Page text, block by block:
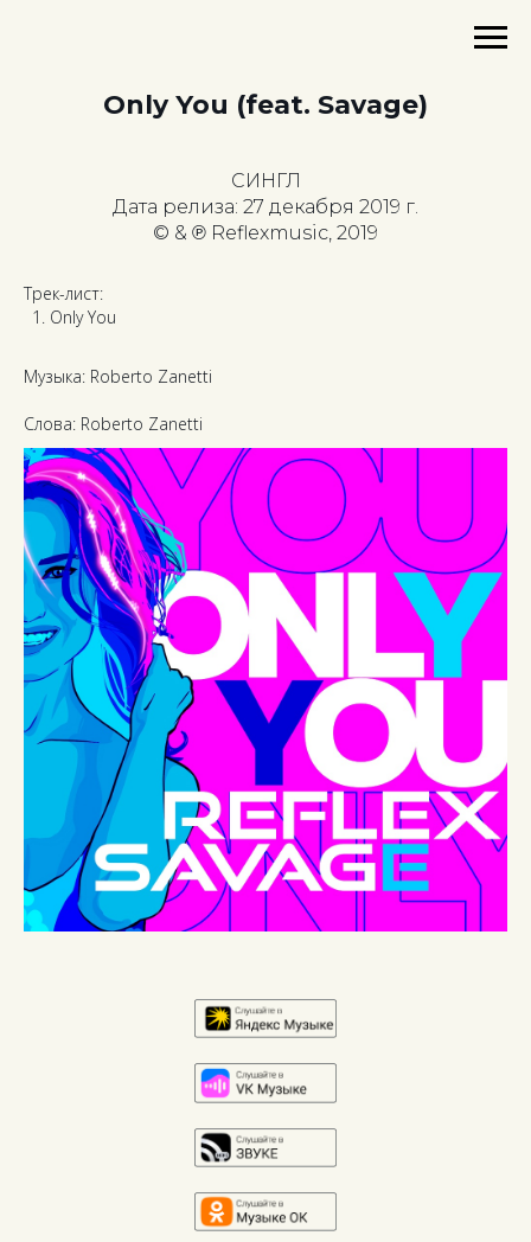
Only You (feat. Savage)
СИНГЛ
Дата релиза: 27 декабря 2019 г.
© & ℗ Reflexmusic, 2019
Трек-лист:
Only You
Музыка: Roberto Zanetti
Слова: Roberto Zanetti